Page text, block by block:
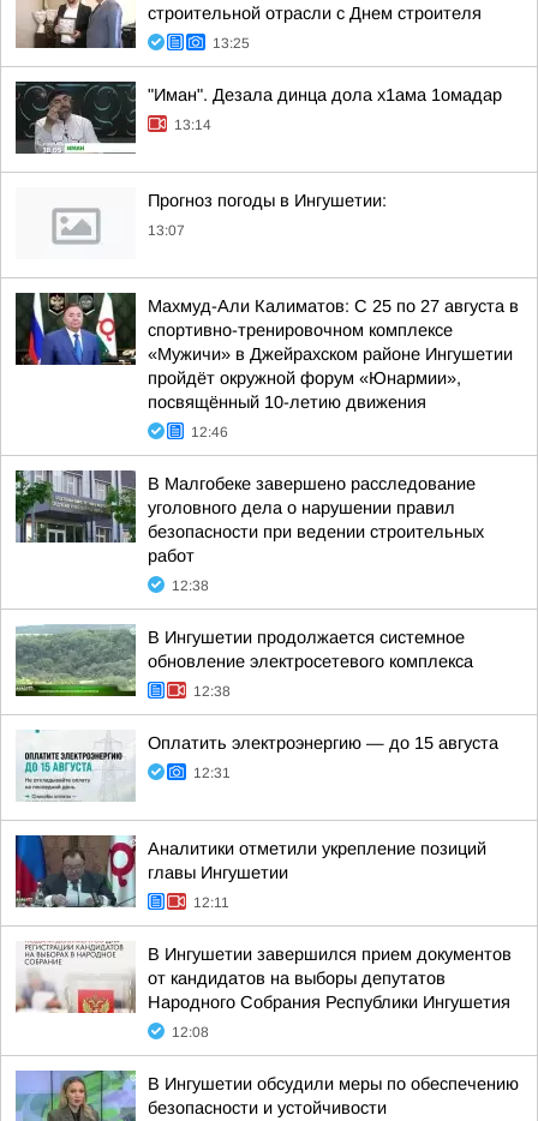
строительной отрасли с Днем строителя
13:25
"Иман". Дезала динца дола х1ама 1омадар
13:14
Прогноз погоды в Ингушетии:
13:07
Махмуд-Али Калиматов: С 25 по 27 августа в
спортивно-тренировочном комплексе
«Мужичи» в Джейрахском районе Ингушетии
пройдёт окружной форум «Юнармии»,
посвящённый 10-летию движения
12:46
В Малгобеке завершено расследование
уголовного дела о нарушении правил
безопасности при ведении строительных
работ
12:38
В Ингушетии продолжается системное
обновление электросетевого комплекса
12:38
Оплатить электроэнергию — до 15 августа
12:31
Аналитики отметили укрепление позиций
главы Ингушетии
12:11
В Ингушетии завершился прием документов
от кандидатов на выборы депутатов
Народного Собрания Республики Ингушетия
12:08
В Ингушетии обсудили меры по обеспечению
безопасности и устойчивости